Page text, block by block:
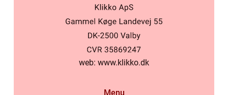
web: www.klikko.dk
Menu